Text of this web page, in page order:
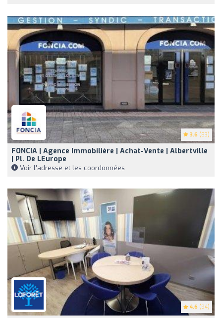
3.6 (83)
FONCIA | Agence Immobilière | Achat-Vente | Albertville
| Pl. De LEurope
Voir l'adresse et les coordonnées
4.6 (94)